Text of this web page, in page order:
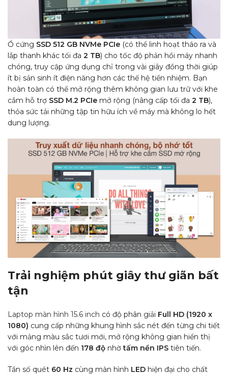
Ổ cứng SSD 512 GB NVMe PCIe (có thể linh hoạt tháo ra và
lắp thanh khác tối đa 2 TB) cho tốc độ phản hồi máy nhanh
chóng, truy cập ứng dụng chỉ trong vài giây đồng thời giúp
ít bị sản sinh ít điện năng hơn các thế hệ tiền nhiệm. Bạn
hoàn toàn có thể mở rộng thêm không gian lưu trữ với khe
cắm hỗ trợ SSD M.2 PCIe mở rộng (nâng cấp tối đa 2 TB),
thỏa sức tải những tập tin hữu ích về máy mà không lo hết
dung lượng.
Trải nghiệm phút giây thư giãn bất
tận
Laptop màn hình 15.6 inch có độ phân giải Full HD (1920 x
1080) cung cấp những khung hình sắc nét đến từng chi tiết
với mảng màu sắc tươi mới, mở rộng không gian hiển thị
với góc nhìn lên đến 178 độ nhờtấm nền IPS tiên tiến.
Tần số quét 60 Hz cùng màn hình LED hiện đại cho chất